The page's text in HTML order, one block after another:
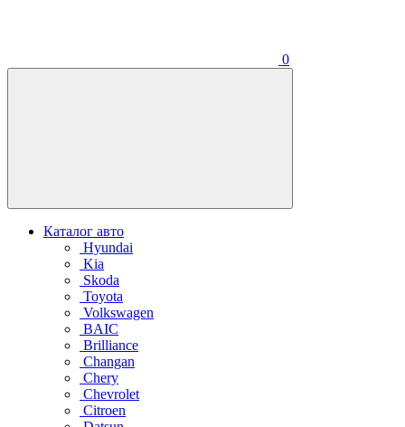
0
Каталог авто
Hyundai
Kia
Skoda
Toyota
Volkswagen
BAIC
Brilliance
Changan
Chery
Chevrolet
Citroen